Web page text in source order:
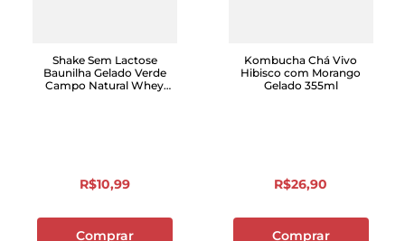
Shake Sem Lactose
Baunilha Gelado Verde
Campo Natural Whey
R$10,99
Comprar
Kombucha Chá Vivo
Hibisco com Morango
Gelado 355ml
R$26,90
Comprar